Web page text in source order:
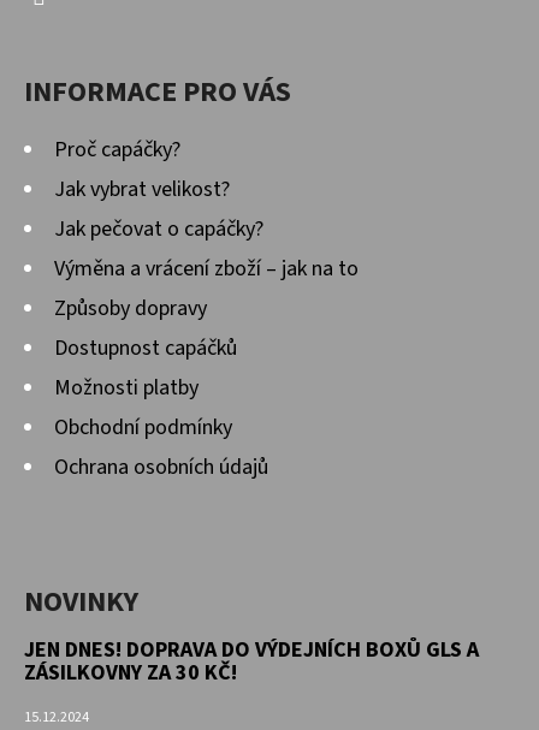
INFORMACE PRO VÁS
Proč capáčky?
Jak vybrat velikost?
Jak pečovat o capáčky?
Výměna a vrácení zboží – jak na to
Způsoby dopravy
Dostupnost capáčků
Možnosti platby
Obchodní podmínky
Ochrana osobních údajů
NOVINKY
JEN DNES! DOPRAVA DO VÝDEJNÍCH BOXŮ GLS A
ZÁSILKOVNY ZA 30 KČ!
15.12.2024